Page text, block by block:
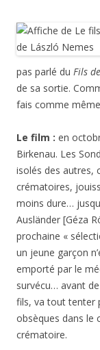
pas parlé du Fils
de sa sortie.
fais comme
Le film : en
Birkenau. Les
isolés des autres,
crématoires,
moins dure…
Ausländer [Géza
prochaine «
un jeune garçon
emporté par le
survécu… avant
fils, va tout tenter
obsèques dans le
crématoire.